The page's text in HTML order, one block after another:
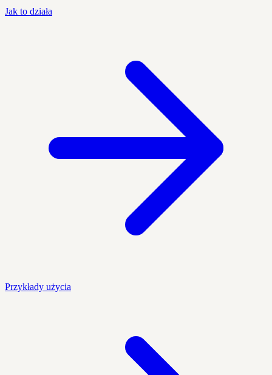
Jak to działa
Przykłady użycia